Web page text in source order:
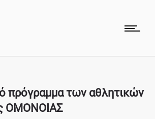
πρόγραμμα των αθλητικών
ΟΜΟΝΟΙΑΣ